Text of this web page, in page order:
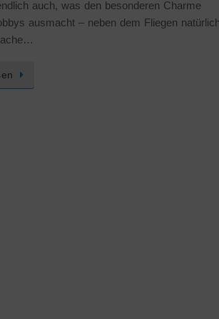
auch, was den besonderen Charme
ausmacht – neben dem Fliegen